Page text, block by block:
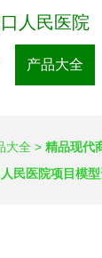
人民医院
产品大全
大全 > 精品现代
民医院项目模